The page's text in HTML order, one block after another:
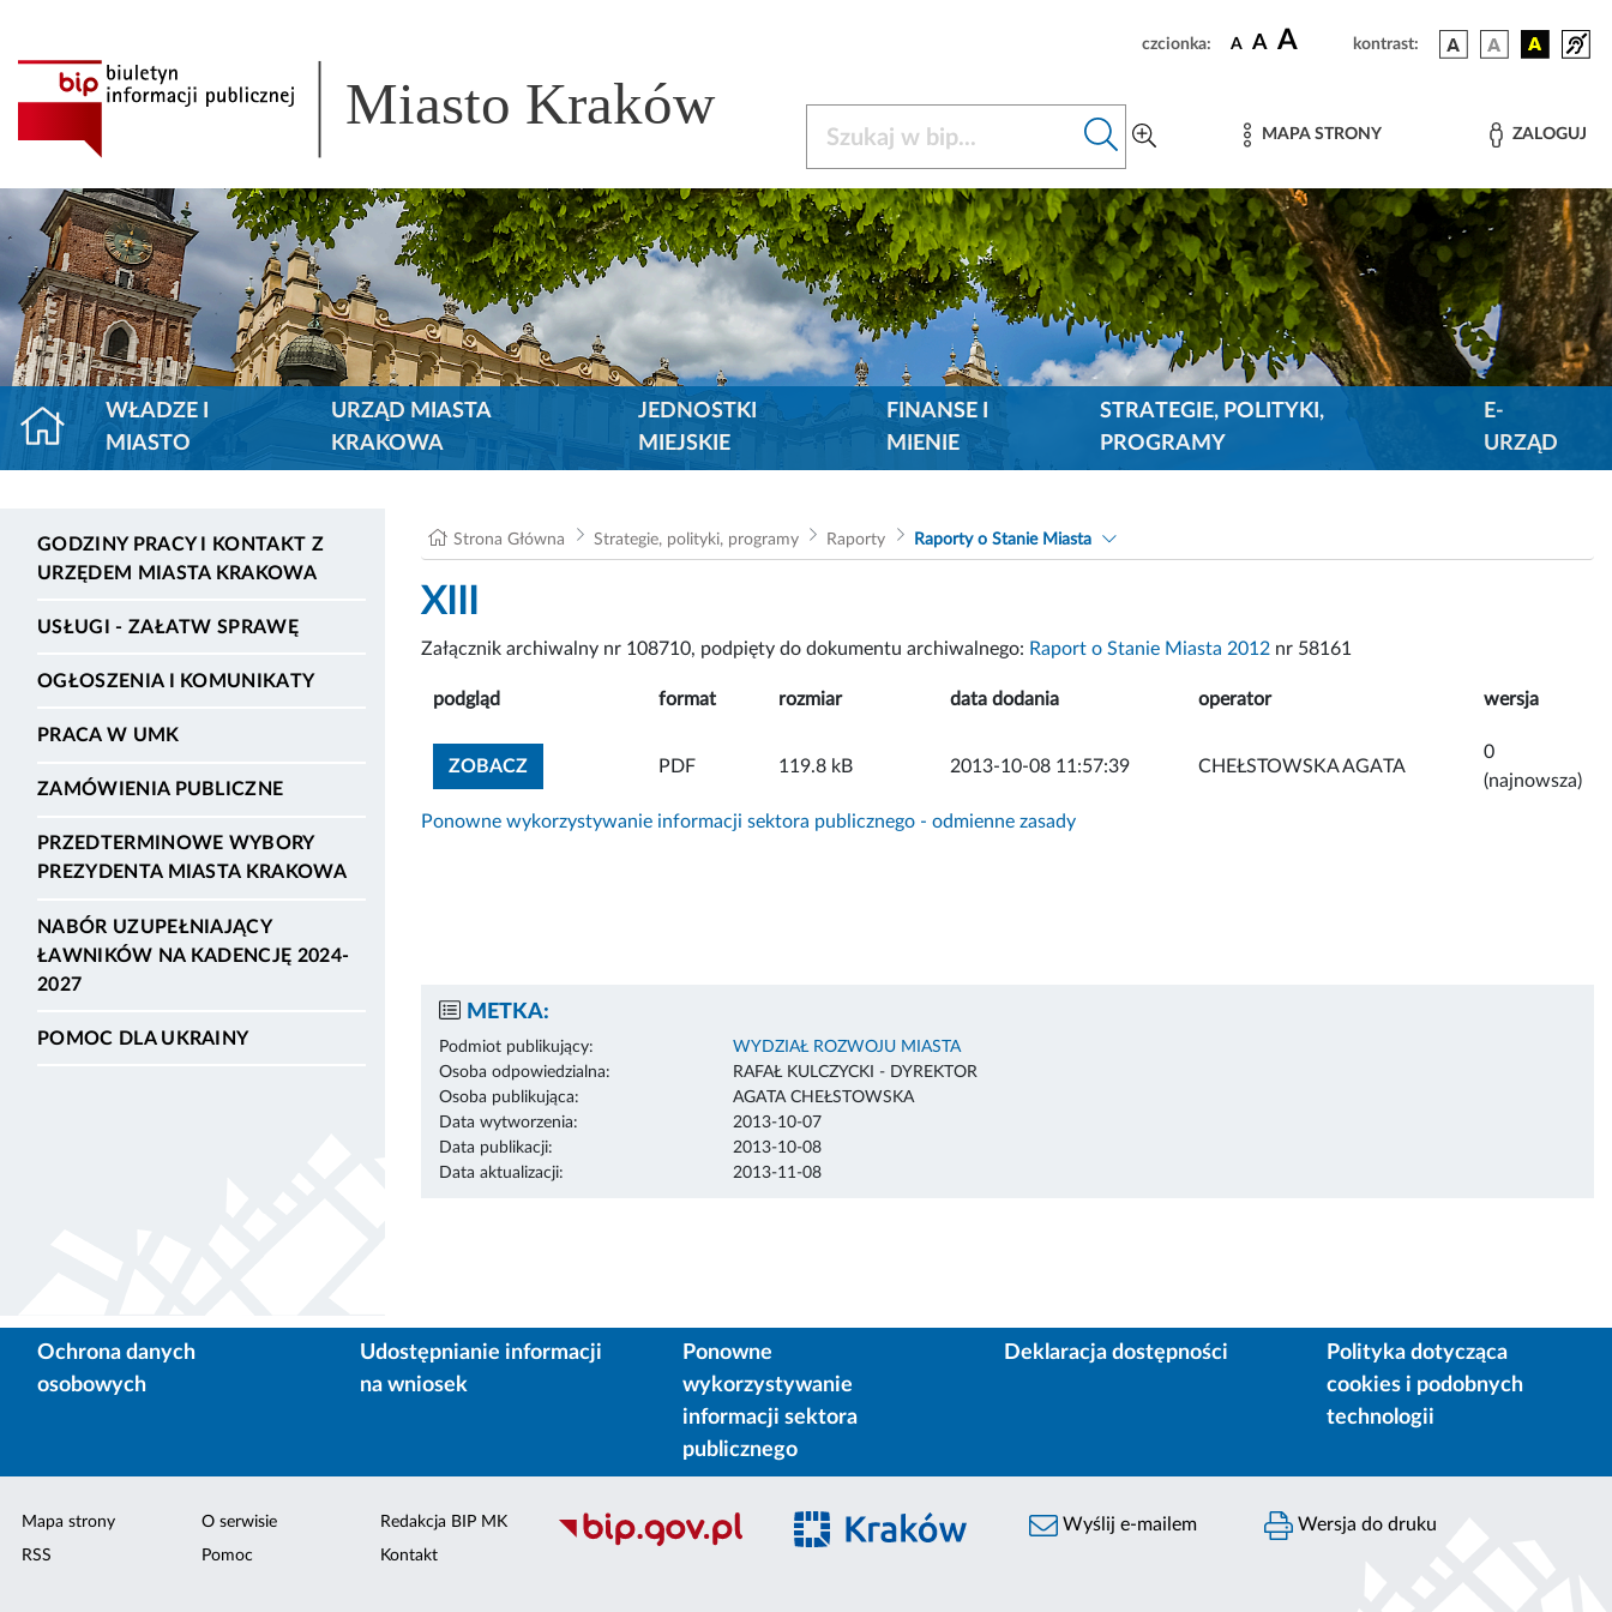
czcionka: A A A kontrast:
Miasto Kraków MAPA STRONY ZALOGUJ
WŁADZE I
MIASTO
URZĄD MIASTA
KRAKOWA
JEDNOSTKI
MIEJSKIE
FINANSE I
MIENIE
STRATEGIE, POLITYKI,
PROGRAMY
E-
URZĄD
GODZINY PRACY I KONTAKT Z
URZĘDEM MIASTA KRAKOWA
USŁUGI - ZAŁATW SPRAWĘ
OGŁOSZENIA I KOMUNIKATY
PRACA W UMK
ZAMÓWIENIA PUBLICZNE
PRZEDTERMINOWE WYBORY
PREZYDENTA MIASTA KRAKOWA
NABÓR UZUPEŁNIAJĄCY
ŁAWNIKÓW NA KADENCJĘ 2024-
2027
POMOC DLA UKRAINY
Strona Główna Strategie, polityki, programy Raporty Raporty o Stanie Miasta
XIII
Załącznik archiwalny nr 108710, podpięty do dokumentu archiwalnego: Raport o Stanie Miasta 2012 nr 58161
podgląd format rozmiar data dodania operator wersja
ZOBACZZOBACZ ZAŁĄCZNIK
PDF 119.8 kB 2013-10-08 11:57:39 CHEŁSTOWSKA AGATA
0
(najnowsza)
Ponowne wykorzystywanie informacji sektora publicznego - odmienne zasady
METKA:
Podmiot publikujący:
WYDZIAŁ ROZWOJU MIASTA
Osoba odpowiedzialna:
RAFAŁ KULCZYCKI - DYREKTOR
Osoba publikująca:
AGATA CHEŁSTOWSKA
Data wytworzenia:
2013-10-07
Data publikacji:
2013-10-08
Data aktualizacji:
2013-11-08
Ochrona danych
osobowych
Udostępnianie informacji
na wniosek
Ponowne
wykorzystywanie
informacji sektora
publicznego
Deklaracja dostępności
Polityka dotycząca
cookies i podobnych
technologii
Mapa strony
RSS
O serwisie
Pomoc
Redakcja BIP MK
Kontakt
Wyślij e-mailem Wersja do druku